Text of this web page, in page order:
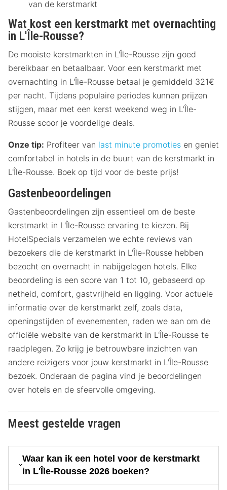
van de kerstmarkt
Wat kost een kerstmarkt met overnachting
in L'Île-Rousse?
De mooiste kerstmarkten in L'Île-Rousse zijn goed
bereikbaar en betaalbaar. Voor een kerstmarkt met
overnachting in L'Île-Rousse betaal je gemiddeld 321€
per nacht. Tijdens populaire periodes kunnen prijzen
stijgen, maar met een kerst weekend weg in L'Île-
Rousse scoor je voordelige deals.
Onze tip: Profiteer van last minute promoties en geniet
comfortabel in hotels in de buurt van de kerstmarkt in
L'Île-Rousse. Boek op tijd voor de beste prijs!
Gastenbeoordelingen
Gastenbeoordelingen zijn essentieel om de beste
kerstmarkt in L'Île-Rousse ervaring te kiezen. Bij
HotelSpecials verzamelen we echte reviews van
bezoekers die de kerstmarkt in L'Île-Rousse hebben
bezocht en overnacht in nabijgelegen hotels. Elke
beoordeling is een score van 1 tot 10, gebaseerd op
netheid, comfort, gastvrijheid en ligging. Voor actuele
informatie over de kerstmarkt zelf, zoals data,
openingstijden of evenementen, raden we aan om de
officiële website van de kerstmarkt in L'Île-Rousse te
raadplegen. Zo krijg je betrouwbare inzichten van
andere reizigers voor jouw kerstmarkt in L'Île-Rousse
bezoek. Onderaan de pagina vind je beoordelingen
over hotels en de sfeervolle omgeving.
Meest gestelde vragen
Waar kan ik een hotel voor de kerstmarkt
in L'Île-Rousse 2026 boeken?